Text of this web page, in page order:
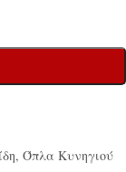
, Όπλα Κυνηγιού